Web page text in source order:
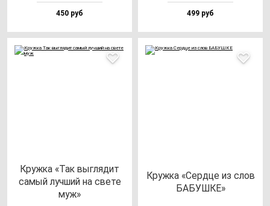
450 руб 499 руб
Круж­ка «Так выг­ля­дит
са­мый луч­ший на све­те
муж»
Круж­ка «Сер­дце из слов
БАБУШКЕ»